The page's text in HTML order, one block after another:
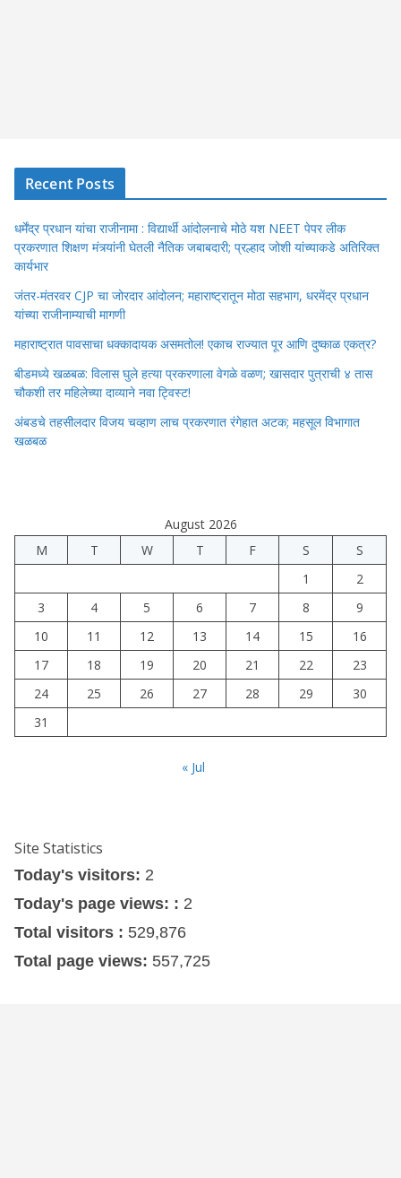
Recent Posts
धर्मेंद्र प्रधान यांचा राजीनामा : विद्यार्थी आंदोलनाचे मोठे यश NEET पेपर लीक
प्रकरणात शिक्षण मंत्र्यांनी घेतली नैतिक जबाबदारी; प्रल्हाद जोशी यांच्याकडे अतिरिक्त
कार्यभार
जंतर-मंतरवर CJP चा जोरदार आंदोलन; महाराष्ट्रातून मोठा सहभाग, धरमेंद्र प्रधान
यांच्या राजीनाम्याची मागणी
महाराष्ट्रात पावसाचा धक्कादायक असमतोल! एकाच राज्यात पूर आणि दुष्काळ एकत्र?
बीडमध्ये खळबळ: विलास घुले हत्या प्रकरणाला वेगळे वळण; खासदार पुत्राची ४ तास
चौकशी तर महिलेच्या दाव्याने नवा ट्विस्ट!
अंबडचे तहसीलदार विजय चव्हाण लाच प्रकरणात रंगेहात अटक; महसूल विभागात
खळबळ
August 2026
M
T W T F S
S
1
2
3
4 5 6 7 8
9
10
11 12 13 14 15
16
17
18 19 20 21 22
23
24
25 26 27 28 29
30
31
« Jul
Site Statistics
Today's visitors: 2
Today's page views: : 2
Total visitors : 529,876
Total page views: 557,725